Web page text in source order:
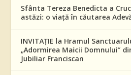
Sfânta Tereza Benedicta a
astăzi: o viață în căutarea
INVITAȚIE la Hramul
„Adormirea Maicii Domnului”
Jubiliar Franciscan